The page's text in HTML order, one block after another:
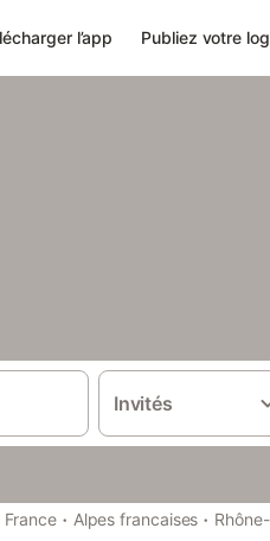
l’app Publiez votre
Invités
France · Alpes francaises ·